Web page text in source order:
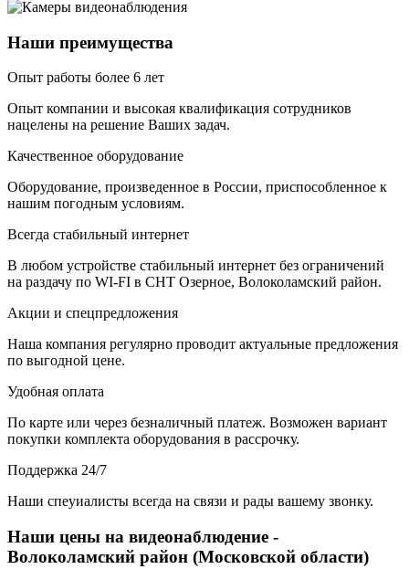
Наши преимущества
Опыт работы более 6 лет
Опыт компании и высокая квалификация сотрудников
нацелены на решение Ваших задач.
Качественное оборудование
Оборудование, произведенное в России, приспособленное к
нашим погодным условиям.
Всегда стабильный интернет
В любом устройстве стабильный интернет без ограничений
на раздачу по WI-FI в СНТ Озерное, Волоколамский район.
Акции и спецпредложения
Наша компания регулярно проводит актуальные предложения
по выгодной цене.
Удобная оплата
По карте или через безналичный платеж. Возможен вариант
покупки комплекта оборудования в рассрочку.
Поддержка 24/7
Наши спеуиалисты всегда на связи и рады вашему звонку.
Наши цены на видеонаблюдение -
Волоколамский район (Московской области)